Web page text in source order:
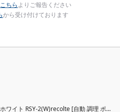
こちらよりご報告ください
から受け付けております
ワイト RSY-2(W)recolte [自動 調理 ポッ